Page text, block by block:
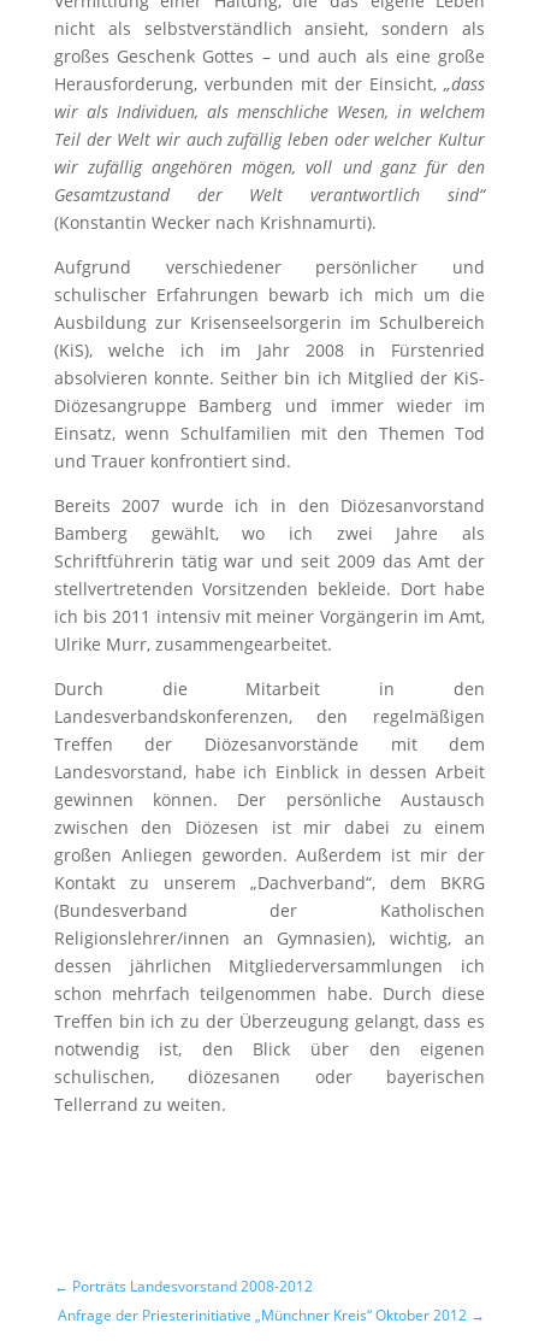
nicht als selbstverständlich ansieht, sondern als
großes Geschenk Gottes – und auch als eine große
Herausforderung, verbunden mit der Einsicht,„dass
wir als Individuen, als menschliche Wesen, in welchem
Teil der Welt wir auch zufällig leben oder welcher Kultur
wir zufällig angehören mögen, voll und ganz für den
Gesamtzustand der Welt verantwortlich sind“
(Konstantin Wecker nach Krishnamurti).
Aufgrund verschiedener persönlicher und
schulischer Erfahrungen bewarb ich mich um die
Ausbildung zur Krisenseelsorgerin im Schulbereich
(KiS), welche ich im Jahr 2008 in Fürstenried
absolvieren konnte. Seither bin ich Mitglied der KiS-
Diözesangruppe Bamberg und immer wieder im
Einsatz, wenn Schulfamilien mit den Themen Tod
und Trauer konfrontiert sind.
Bereits 2007 wurde ich in den Diözesanvorstand
Bamberg gewählt, wo ich zwei Jahre als
Schriftführerin tätig war und seit 2009 das Amt der
stellvertretenden Vorsitzenden bekleide. Dort habe
ich bis 2011 intensiv mit meiner Vorgängerin im Amt,
Ulrike Murr, zusammengearbeitet.
Durch die Mitarbeit in den
Landesverbandskonferenzen, den regelmäßigen
Treffen der Diözesanvorstände mit dem
Landesvorstand, habe ich Einblick in dessen Arbeit
gewinnen können. Der persönliche Austausch
zwischen den Diözesen ist mir dabei zu einem
großen Anliegen geworden. Außerdem ist mir der
Kontakt zu unserem „Dachverband“, dem BKRG
(Bundesverband der Katholischen
Religionslehrer/innen an Gymnasien), wichtig, an
dessen jährlichen Mitgliederversammlungen ich
schon mehrfach teilgenommen habe. Durch diese
Treffen bin ich zu der Überzeugung gelangt, dass es
notwendig ist, den Blick über den eigenen
schulischen, diözesanen oder bayerischen
Tellerrand zu weiten.
← Porträts Landesvorstand 2008-2012
Anfrage der Priesterinitiative „Münchner Kreis“ Oktober 2012 →